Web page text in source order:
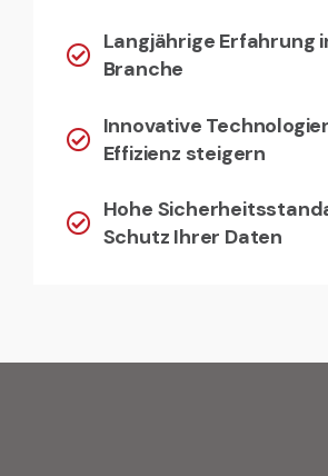
Langjährige Erfahrung
Branche
Innovative
Effizienz steigern
Hohe
Schutz Ihrer Daten